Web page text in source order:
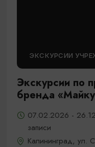
ЭКСКУРСИИ
Экскурсии по
бренда
07.02.2026 -
записи
Калининград, ул.